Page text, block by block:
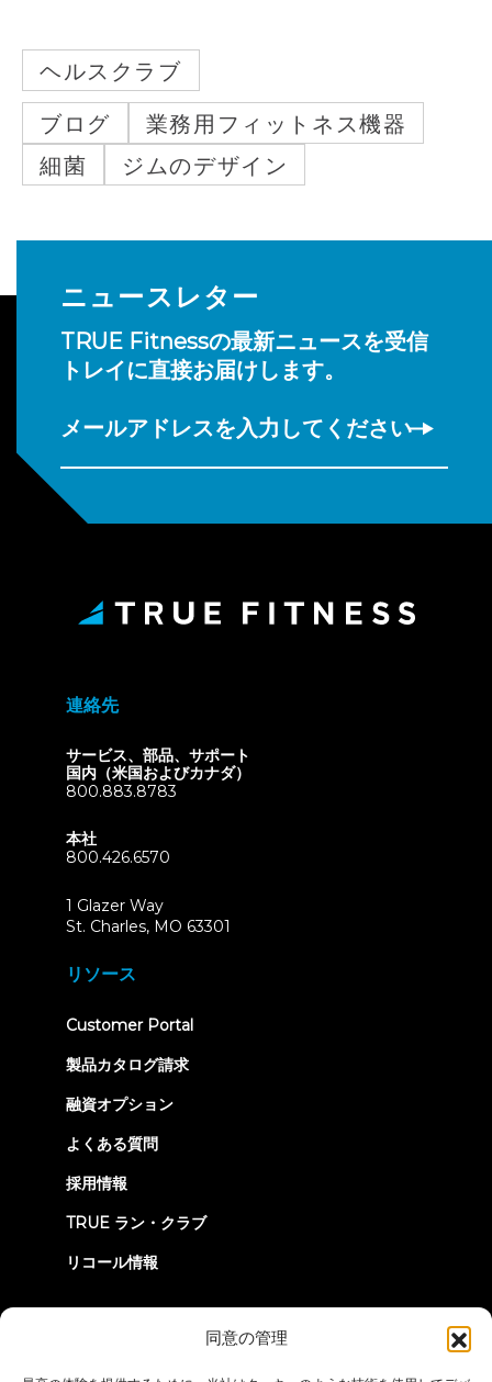
同意の管理
ヘルスクラブ
ブログ
業務用フィットネス機器
細菌
ジムのデザイン
ニュースレター
TRUE Fitnessの最新ニュースを受信
トレイに直接お届けします。
メールアドレスを入力してください
連絡先
サービス、部品、サポート
国内（米国およびカナダ）
800.883.8783
本社
800.426.6570
1 Glazer Way
St. Charles, MO 63301
リソース
Customer Portal(opens
製品カタログ請求
融資オプション
よくある質問
採用情報
TRUE ラン・クラブ
リコール情報